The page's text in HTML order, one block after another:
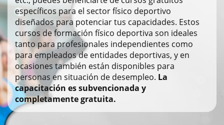
específicos para el sector físico deportivo
diseñados para potenciar tus capacidades. Estos
cursos de formación físico deportiva son ideales
tanto para profesionales independientes como
para empleados de entidades deportivas, y en
ocasiones también están disponibles para
personas en situación de desempleo. La
capacitación es subvencionada y
completamente gratuita.